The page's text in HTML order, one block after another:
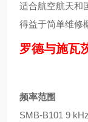
适合航空航天和
得益于简单维修
罗德与施瓦
频率范围
SMB-B101 9